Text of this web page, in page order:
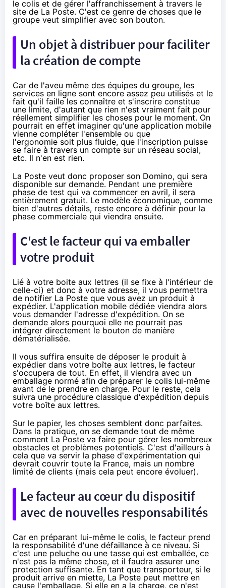
le colis et de gérer l'affranchissement à travers le
site de La Poste. C'est ce genre de choses que le
groupe veut simplifier avec son bouton.
Un objet à distribuer pour faciliter
la création de compte
Car de l'aveu même des équipes du groupe, les
services en ligne sont encore assez peu utilisés et le
fait qu'il faille les connaître et s'inscrire constitue
une limite, d'autant que rien n'est vraiment fait pour
réellement simplifier les choses pour le moment. On
pourrait en effet imaginer qu'une application mobile
vienne compléter l'ensemble ou que
l'ergonomie soit plus fluide, que l'inscription puisse
se faire à travers un compte sur un réseau social,
etc. Il n'en est rien.
La Poste veut donc proposer son Domino, qui sera
disponible sur demande. Pendant une première
phase de test qui va commencer en avril, il sera
entièrement gratuit. Le modèle économique, comme
bien d'autres détails, reste encore à définir pour la
phase commerciale qui viendra ensuite.
C'est le facteur qui va emballer
votre produit
Lié à votre boite aux lettres (il se fixe à l'intérieur de
celle-ci) et donc à votre adresse, il vous permettra
de notifier La Poste que vous avez un produit à
expédier. L'application mobile dédiée viendra alors
vous demander l'adresse d'expédition. On se
demande alors pourquoi elle ne pourrait pas
intégrer directement le bouton de manière
dématérialisée.
Il vous suffira ensuite de déposer le produit à
expédier dans votre boîte aux lettres, le facteur
s'occupera de tout. En effet, il viendra avec un
emballage normé afin de préparer le colis lui-même
avant de le prendre en charge. Pour le reste, cela
suivra une procédure classique d'expédition depuis
votre boîte aux lettres.
Sur le papier, les choses semblent donc parfaites.
Dans la pratique, on se demande tout de même
comment La Poste va faire pour gérer les nombreux
obstacles et problèmes potentiels. C'est d'ailleurs à
cela que va servir la phase d'expérimentation qui
devrait couvrir toute la France, mais un nombre
limité de clients (mais cela peut encore évoluer).
Le facteur au cœur du dispositif
avec de nouvelles responsabilités
Car en préparant lui-même le colis, le facteur prend
la responsabilité d'une défaillance à ce niveau. Si
c'est une peluche ou une tasse qui est emballée, ce
n'est pas la même chose, et il faudra assurer une
protection suffisante. En tant que transporteur, si le
produit arrive en miette, La Poste peut mettre en
cause l'emballage. Si elle en a la charge, ce n'est